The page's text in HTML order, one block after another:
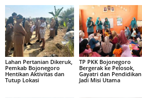
Lahan Pertanian Dikeruk,
Pemkab Bojonegoro
Hentikan Aktivitas dan
Tutup Lokasi
TP PKK Bojonegoro
Bergerak ke Pelosok,
Gayatri dan Pendidikan
Jadi Misi Utama